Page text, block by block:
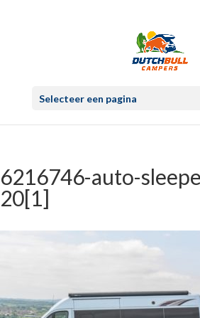
Selecteer een pagina
6216746-auto-
20[1]